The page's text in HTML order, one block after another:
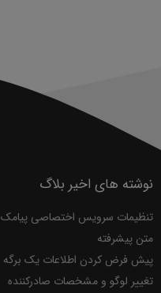
نوشته های اخیر بلاگ
تنظیمات سرویس اختصاصی پیامک
متن پیشرفته
پیش فرض کردن اطلاعات یک برگه
تغییر لوگو و مشخصات صادرکننده